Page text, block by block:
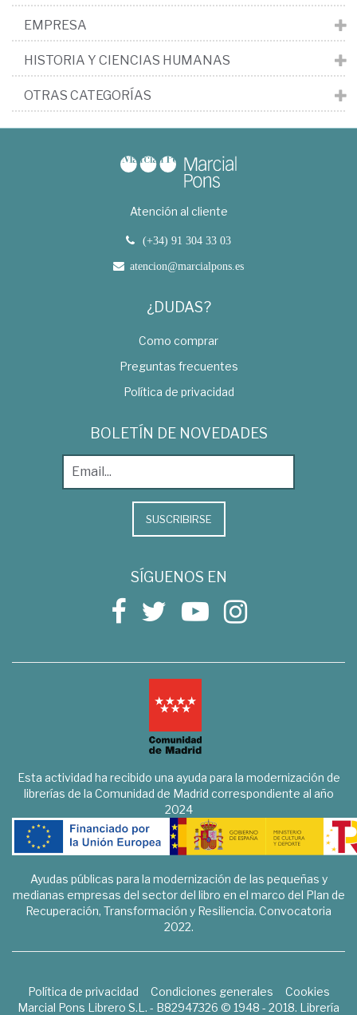
EMPRESA
HISTORIA Y CIENCIAS HUMANAS
OTRAS CATEGORÍAS
Atención al cliente
(+34) 91 304 33 03
atencion@marcialpons.es
¿DUDAS?
Como comprar
Preguntas frecuentes
Política de privacidad
BOLETÍN DE NOVEDADES
SUSCRIBIRSE
SÍGUENOS EN
Esta actividad ha recibido una ayuda para la modernización de
librerías de la Comunidad de Madrid correspondiente al año
2024
Ayudas públicas para la modernización de las pequeñas y
medianas empresas del sector del libro en el marco del Plan de
Recuperación, Transformación y Resiliencia. Convocatoria
2022.
Política de privacidad Condiciones generales
Cookies
Marcial Pons Librero S.L. - B82947326 © 1948 - 2018. Librería